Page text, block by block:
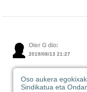
Oier G dio:
2019/08/13 21:27
Oso aukera
Sindikatua eta